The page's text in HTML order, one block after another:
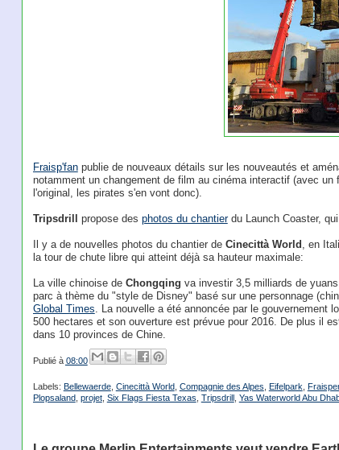
Fraisp'fanpublie de nouveaux détails sur les nouveautés et
notamment un changement de film au cinéma interactif (avec
l'original, les pirates s'en vont donc).
Tripsdrill propose des photos du chantierdu Launch Coaster,
Il y a de nouvelles photos du chantier de Cinecittà World , en
la tour de chute libre qui atteint déjà sa hauteur maximale:
La ville chinoise de Chongqing va investir 3,5 milliards de
parc à thème du "style de Disney" basé sur une personnage
Global Times . La nouvelle a été annoncée par le gouvernement
500 hectares et son ouverture est prévue pour 2016. De plus il
dans 10 provinces de Chine.
Publié à 08:00
Labels: Bellewaerde, Cinecittà World Compagnie des Alpes Eifelpark
Plopsaland projet, Six Flags Fiesta Texas Tripsdrill Yas Waterworld Abu